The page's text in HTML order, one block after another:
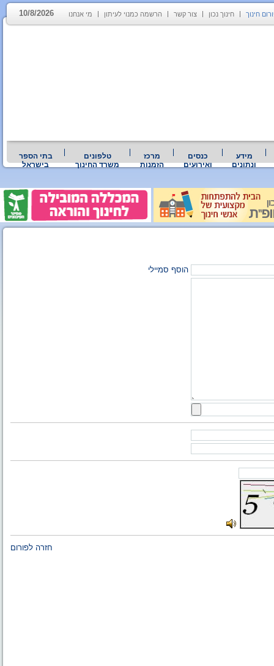
חינוך חינוך נכון צור קשר הרשמה כמנוי לעיתון מי אנחנו 10/8/2026
מידע
ונתונים
כנסים
ואירועים
מרכז
הזמנות
טלפונים
משרד החינוך
בתי הספר
בישראל
הוסף סמיילי
חזרה לפורום